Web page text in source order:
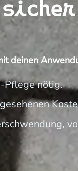
deinen
Pflege nötig.